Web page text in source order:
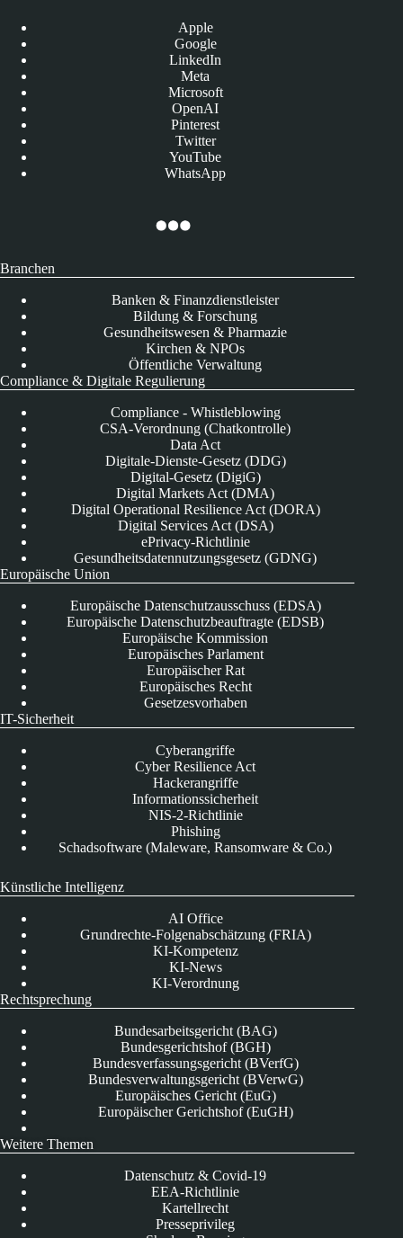
Apple
Google
LinkedIn
Meta
Microsoft
OpenAI
Pinterest
Twitter
YouTube
WhatsApp
Branchen
Banken & Finanzdienstleister
Bildung & Forschung
Gesundheitswesen & Pharmazie
Kirchen & NPOs
Öffentliche Verwaltung
Compliance & Digitale Regulierung
Compliance - Whistleblowing
CSA-Verordnung (Chatkontrolle)
Data Act
Digitale-Dienste-Gesetz (DDG)
Digital-Gesetz (DigiG)
Digital Markets Act (DMA)
Digital Operational Resilience Act (DORA)
Digital Services Act (DSA)
ePrivacy-Richtlinie
Gesundheitsdatennutzungsgesetz (GDNG)
Europäische Union
Europäische Datenschutzausschuss (EDSA)
Europäische Datenschutzbeauftragte (EDSB)
Europäische Kommission
Europäisches Parlament
Europäischer Rat
Europäisches Recht
Gesetzesvorhaben
IT-Sicherheit
Cyberangriffe
Cyber Resilience Act
Hackerangriffe
Informationssicherheit
NIS-2-Richtlinie
Phishing
Schadsoftware (Maleware, Ransomware & Co.)
Künstliche Intelligenz
AI Office
Grundrechte-Folgenabschätzung (FRIA)
KI-Kompetenz
KI-News
KI-Verordnung
Rechtsprechung
Bundesarbeitsgericht (BAG)
Bundesgerichtshof (BGH)
Bundesverfassungsgericht (BVerfG)
Bundesverwaltungsgericht (BVerwG)
Europäisches Gericht (EuG)
Europäischer Gerichtshof (EuGH)
Weitere Themen
Datenschutz & Covid-19
EEA-Richtlinie
Kartellrecht
Presseprivileg